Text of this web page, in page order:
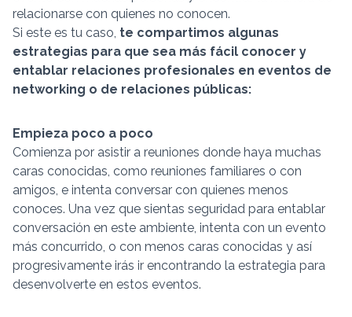
relacionarse con quienes no conocen.
Si este es tu caso, te compartimos algunas
estrategias para que sea más fácil conocer y
entablar relaciones profesionales en eventos de
networking o de relaciones públicas:
Empieza poco a poco
Comienza por asistir a reuniones donde haya muchas
caras conocidas, como reuniones familiares o con
amigos, e intenta conversar con quienes menos
conoces. Una vez que sientas seguridad para entablar
conversación en este ambiente, intenta con un evento
más concurrido, o con menos caras conocidas y así
progresivamente irás ir encontrando la estrategia para
desenvolverte en estos eventos.